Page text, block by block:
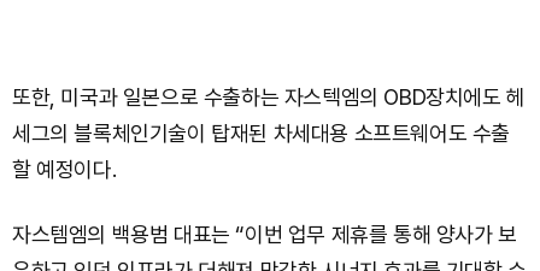
또한, 미국과 일본으로 수출하는 자스텍엠의 OBD장치에도 헤
세그의 블록체인기술이 탑재된 차세대용 소프트웨어도 수출
할 예정이다.
자스템엠의 백용범 대표는 “이번 업무 제휴를 통해 양사가 보